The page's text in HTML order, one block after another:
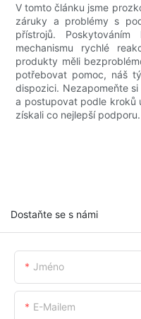
V tomto článku jsme
záruky a problémy s
přístrojů.
mechanismu rychlé
produkty měli
potřebovat pomoc, náš
dispozici. Nezapomeňte
a postupovat podle kroků
získali co nejlepší podporu.
Dostaňte se s námi
Jméno
E-Mailem